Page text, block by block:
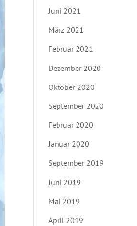
Juni 2021
März 2021
Februar 2021
Dezember 2020
Oktober 2020
September 2020
Februar 2020
Januar 2020
September 2019
Juni 2019
Mai 2019
April 2019